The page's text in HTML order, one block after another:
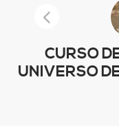
CURSO
UNIVERSO